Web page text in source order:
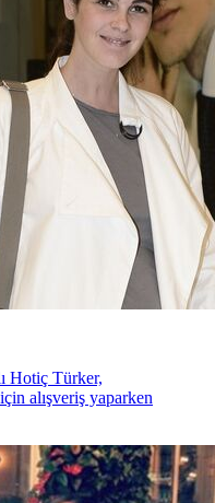
Hotiç Türker,
alışveriş yaparken